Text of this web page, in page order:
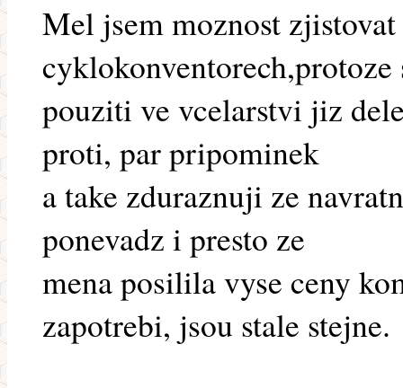
Mel jsem moznost
cyklokonventorech,protoze
pouziti ve vcelarstvi jiz
proti, par pripominek
a take zduraznuji ze
ponevadz i presto ze
mena posilila vyse ceny
zapotrebi, jsou stale stejne.